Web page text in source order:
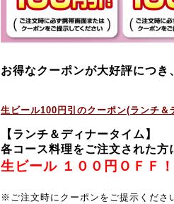
お得なクーポンが大好評につき
生ビール100円 引のクーポン(ランチ＆
【ランチ＆ディナータイム】
各コース料理をご注文された方
生ビール １００円ＯＦＦ！
※ご注文時にクーポンをご提示くださ